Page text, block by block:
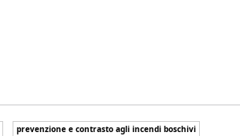
prevenzione e contrasto agli incendi boschivi